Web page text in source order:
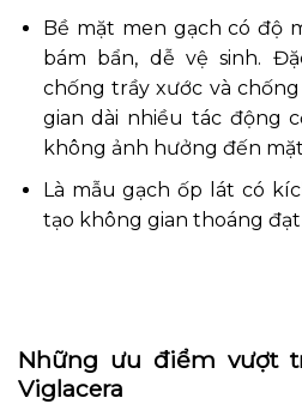
Bề mặt men gạch có độ
bám bẩn, dễ vệ sinh.
chống trầy xước và
gian dài nhiều tác động
không ảnh hưởng đến
Là mẫu gạch ốp lát có
tạo không gian thoáng đạt
Những ưu điểm vượt
Viglacera